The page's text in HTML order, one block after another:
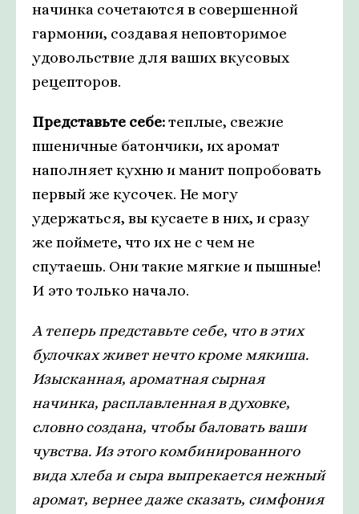
начинка сочетаются в совершенной
гармонии, создавая неповторимое
удовольствие для ваших вкусовых
рецепторов.
Представьте себе:теплые, свежие
пшеничные батончики, их аромат
наполняет кухню и манит попробовать
первый же кусочек. Не могу
удержаться, вы кусаете в них, и сразу
же поймете, что их не с чем не
спутаешь. Они такие мягкие и пышные!
И это только начало.
А теперь представьте себе, что в этих
булочках живет нечто кроме мякиша.
Изысканная, ароматная сырная
начинка, расплавленная в духовке,
словно создана, чтобы баловать ваши
чувства. Из этого комбинированного
вида хлеба и сыра выпрекается нежный
аромат, вернее даже сказать, симфония